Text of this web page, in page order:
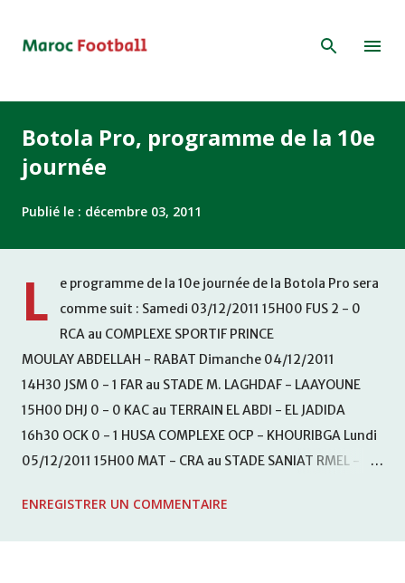
Botola Pro, programme de la 10e
journée
Publié le : décembre 03, 2011
L
e programme de la 10e journée de la Botola Pro sera
comme suit : Samedi 03/12/2011 15H00 FUS 2 - 0
RCA au COMPLEXE SPORTIF PRINCE
MOULAY ABDELLAH - RABAT Dimanche 04/12/2011
14H30 JSM 0 - 1 FAR au STADE M. LAGHDAF - LAAYOUNE
15H00 DHJ 0 - 0 KAC au TERRAIN EL ABDI - EL JADIDA
16h30 OCK 0 - 1 HUSA COMPLEXE OCP - KHOURIBGA Lundi
05/12/2011 15H00 MAT - CRA au STADE SANIAT RMEL -
KHEMISET Mardi 06/12/2011 15H00 WAF - OCS au
ENREGISTRER UN COMMENTAIRE